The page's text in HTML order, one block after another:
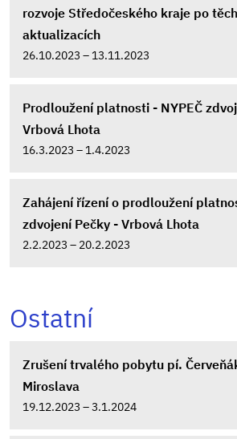
rozvoje Středočeského kraje po
aktualizacích
26.10.2023 – 13.11.2023
Prodloužení platnosti - NYPEČ
Vrbová Lhota
16.3.2023 – 1.4.2023
Zahájení řízení o prodloužení
zdvojení Pečky - Vrbová Lhota
2.2.2023 – 20.2.2023
Ostatní
Zrušení trvalého pobytu pí.
Miroslava
19.12.2023 – 3.1.2024